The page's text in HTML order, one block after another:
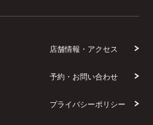
店舗情報・アクセス
予約・お問い合わせ
プライバシーポリシー